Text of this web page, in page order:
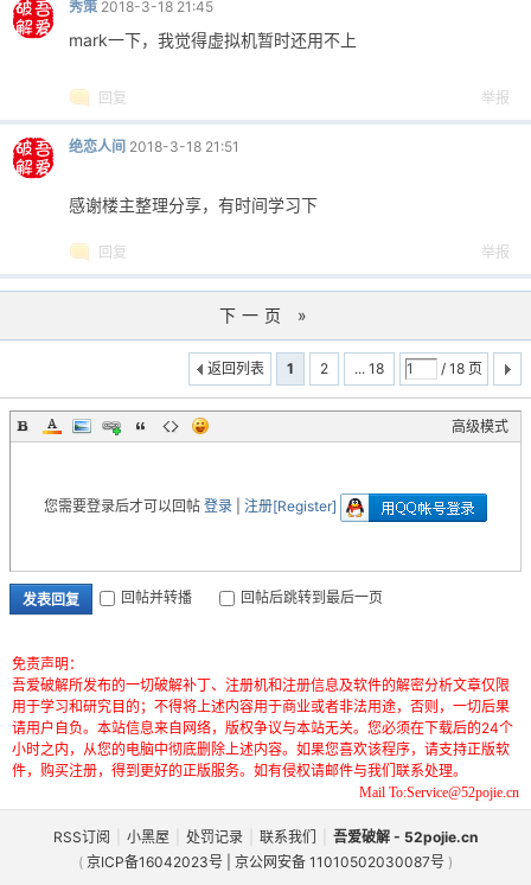
秀策 2018-3-18 21:45
mark一下，我觉得虚拟机暂时还用不上
回复 举报
绝恋人间 2018-3-18 21:51
感谢楼主整理分享，有时间学习下
回复 举报
下一页 »
1 2 ... 18 / 18 页
返回列表
高级模式
您需要登录后才可以回帖 登录 注册[Register]
发表回复 回帖并转播 回帖后跳转到最后一页
免责声明：
吾爱破解所发布的一切破解补丁、注册机和注册信息及软件的解密分析文章仅限
用于学习和研究目的；不得将上述内容用于商业或者非法用途，否则，一切后果
请用户自负。本站信息来自网络，版权争议与本站无关。您必须在下载后的24个
小时之内，从您的电脑中彻底删除上述内容。如果您喜欢该程序，请支持正版软
件，购买注册，得到更好的正版服务。如有侵权请邮件与我们联系处理。
Mail To:Service@52pojie.cn
RSS订阅 小黑屋 处罚记录 联系我们
吾爱破解 - 52pojie.cn
( 京ICP备16042023号 | 京公网安备 11010502030087号 )